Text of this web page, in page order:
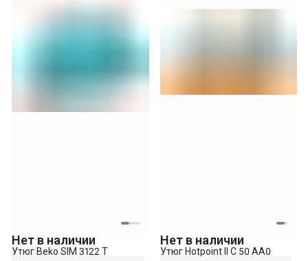
Нет в наличии
Утюг Beko SIM 3122 T
Нет в наличии
Утюг Hotpoint II C 50 AA0